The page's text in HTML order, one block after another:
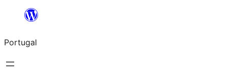
Saltar
o
conteúdo
Portugal